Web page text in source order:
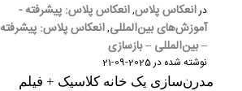
درانعکاس پلاس,انعکاس پلاس: پیشرفته -
آموزش‌های بین‌المللی,انعکاس پلاس: پیشرفته
– بین‌المللی – بازسازی
نوشته شده در2025-09-21
مدرن‌سازی یک خانه کلاسیک + فیلم